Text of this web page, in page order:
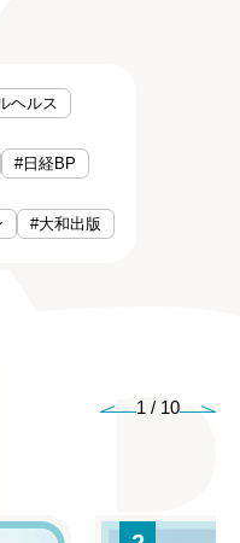
ヘルス
#日経BP
#大和出版
1 / 10